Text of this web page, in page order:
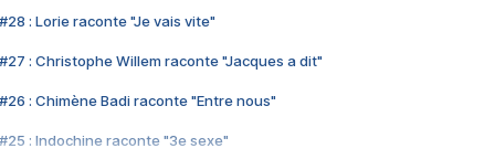
#28 : Lorie raconte "Je vais vite"
#27 : Christophe Willem raconte "Jacques a dit"
#26 : Chimène Badi raconte "Entre nous"
#25 : Indochine raconte "3e sexe"